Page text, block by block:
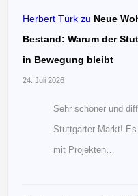
Herbert Türk zu Neue
Bestand: Warum der
in Bewegung bleibt
24. Juli 2026
Sehr schöner und
Stuttgarter Markt!
mit Projekten…